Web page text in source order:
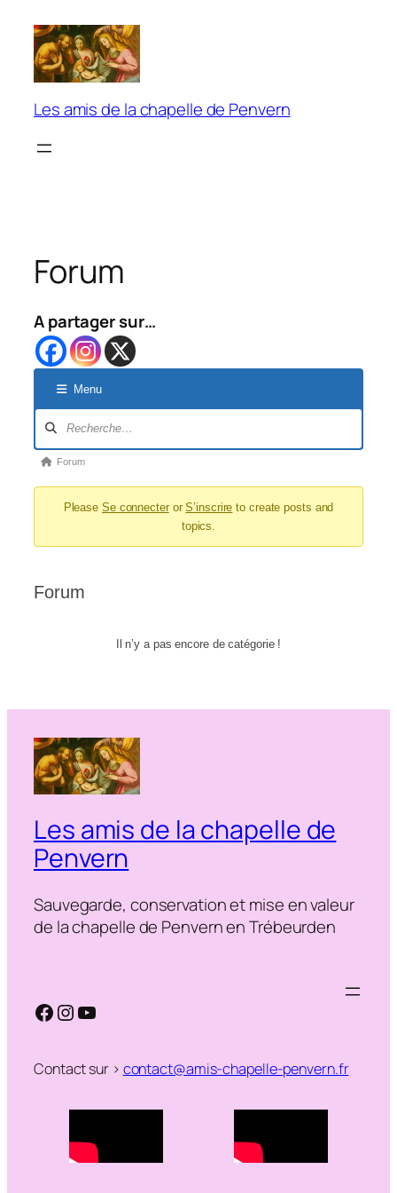
contenu
Les amis de la chapelle de Penvern
Forum
A partager sur…
Menu
forum
Fil
ici :
Forum
Please Se connecterorS’inscrire to create posts and
topics.
Forum
Il n’y a pas encore de catégorie !
Les amis de la chapelle de
Penvern
Sauvegarde, conservation et mise en valeur
de la chapelle de Penvern en Trébeurden
Facebook
Instagram
YouTube
Contact sur > contact@amis-chapelle-penvern.fr